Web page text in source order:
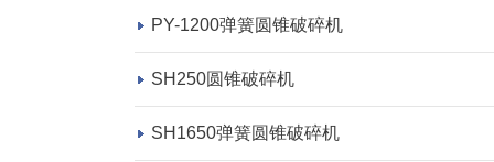
PY-1200弹簧圆锥破碎机
SH250圆锥破碎机
SH1650弹簧圆锥破碎机